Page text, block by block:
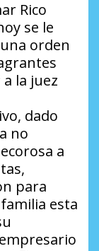
Rico
se le
orden
la juez
dado
no
a
para
esta